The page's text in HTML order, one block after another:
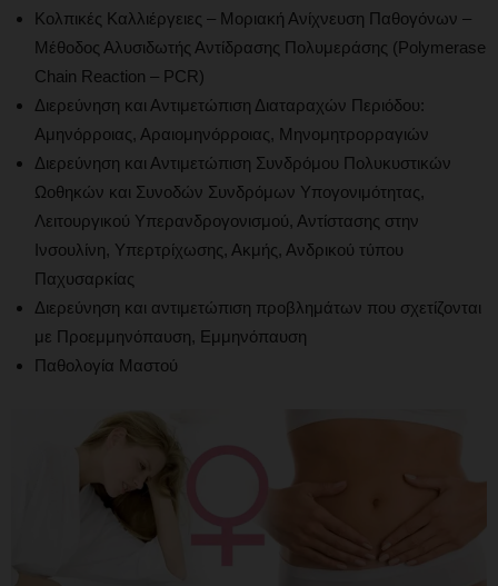
Κολπικές Καλλιέργειες – Μοριακή Ανίχνευση Παθογόνων –
Μέθοδος Αλυσιδωτής Αντίδρασης Πολυμεράσης (Polymerase
Chain Reaction – PCR)
Διερεύνηση και Αντιμετώπιση Διαταραχών Περιόδου:
Αμηνόρροιας, Αραιομηνόρροιας, Μηνομητρορραγιών
Διερεύνηση και Αντιμετώπιση Συνδρόμου Πολυκυστικών
Ωοθηκών και Συνοδών Συνδρόμων Υπογονιμότητας,
Λειτουργικού Υπερανδρογονισμού, Αντίστασης στην
Ινσουλίνη, Υπερτρίχωσης, Ακμής, Ανδρικού τύπου
Παχυσαρκίας
Διερεύνηση και αντιμετώπιση προβλημάτων που σχετίζονται
με Προεμμηνόπαυση, Εμμηνόπαυση
Παθολογία Μαστού